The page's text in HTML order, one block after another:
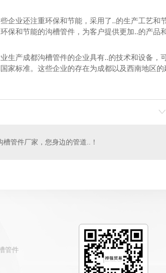
企业还注重环保和节能，采用了..的生产工艺
保和节能的沟槽管件，为客户提供更加..的产品和
生产成都沟槽管件的企业具有..的技术和设备
家标准。这些企业的存在为成都以及西南地区
槽管件厂家，您身边的管道..！
管件